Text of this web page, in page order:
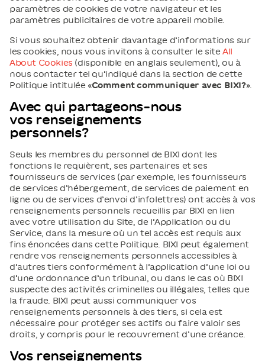
paramètres de cookies de votre navigateur et les
paramètres publicitaires de votre appareil mobile.
Si vous souhaitez obtenir davantage d’informations sur
les cookies, nous vous invitons à consulter le site All
About Cookies (disponible en anglais seulement), ou à
nous contacter tel qu’indiqué dans la section de cette
Politique intitulée «Comment communiquer avec BIXI?».
Avec qui partageons-nous
vos renseignements
personnels?
Seuls les membres du personnel de BIXI dont les
fonctions le requièrent, ses partenaires et ses
fournisseurs de services (par exemple, les fournisseurs
de services d’hébergement, de services de paiement en
ligne ou de services d’envoi d’infolettres) ont accès à vos
renseignements personnels recueillis par BIXI en lien
avec votre utilisation du Site, de l’Application ou du
Service, dans la mesure où un tel accès est requis aux
fins énoncées dans cette Politique. BIXI peut également
rendre vos renseignements personnels accessibles à
d’autres tiers conformément à l’application d’une loi ou
d’une ordonnance d’un tribunal, ou dans le cas où BIXI
suspecte des activités criminelles ou illégales, telles que
la fraude. BIXI peut aussi communiquer vos
renseignements personnels à des tiers, si cela est
nécessaire pour protéger ses actifs ou faire valoir ses
droits, y compris pour le recouvrement d’une créance.
Vos renseignements